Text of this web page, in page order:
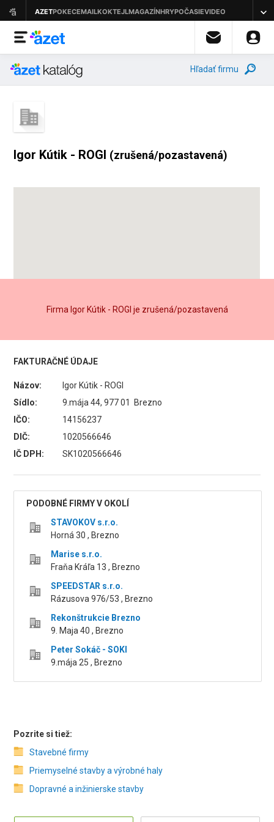
Hľadať firmu
Igor Kútik - ROGI (zrušená/pozastavená)
Firma Igor Kútik - ROGI je zrušená/pozastavená
FAKTURAČNÉ ÚDAJE
Názov:
Igor Kútik - ROGI
Sídlo:
9.mája 44, 977 01 Brezno
IČO:
14156237
DIČ:
1020566646
IČ DPH:
SK1020566646
PODOBNÉ FIRMY V OKOLÍ
STAVOKOV s.r.o.
Horná 30 , Brezno
Marise s.r.o.
Fraňa Kráľa 13 , Brezno
SPEEDSTAR s.r.o.
Rázusova 976/53 , Brezno
Rekonštrukcie Brezno
9. Maja 40 , Brezno
Peter Sokáč - SOKI
9.mája 25 , Brezno
Pozrite si tiež:
Stavebné firmy
Priemyselné stavby a výrobné haly
Dopravné a inžinierske stavby